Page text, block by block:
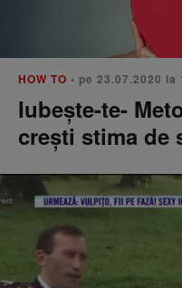
HOW TO • pe 23.07.2020 la
Iubeşte-te-
creşti stima de